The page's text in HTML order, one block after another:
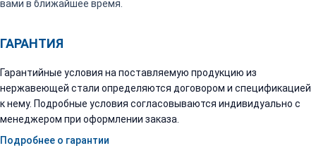
вами в ближайшее время.
ГАРАНТИЯ
Гарантийные условия на поставляемую продукцию из
нержавеющей стали определяются договором и спецификацией
к нему. Подробные условия согласовываются индивидуально с
менеджером при оформлении заказа.
Подробнее о гарантии